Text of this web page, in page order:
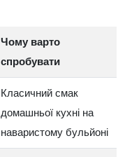
Чому варто
спробувати
Класичний смак
домашньої кухні на
наваристому бульйоні